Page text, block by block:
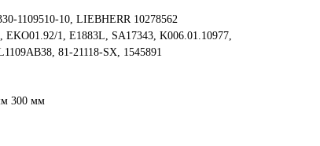
1109510-10, LIEBHERR 10278562
EKO01.92/1, E1883L, SA17343, K006.01.10977,
81-21118-SX, 1545891
300 мм